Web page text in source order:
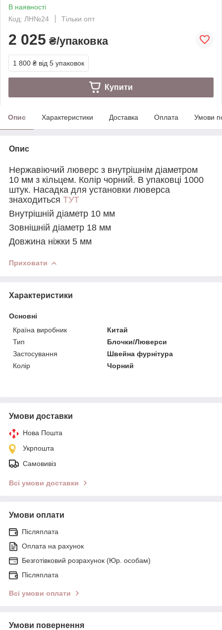
В наявності
Код: ЛН№24
Тільки опт
2 025 ₴/упаковка
1 800 ₴ від 5 упаковок
Купити
Опис Характеристики Доставка Оплата Умови
Опис
Нержавіючий люверс з внутрішнім діаметром
10 мм з кільцем. Колір чорний. В упаковці 1000
штук. Насадка для установки люверса
знаходиться ТУТ
Внутрішній діаметр 10 мм
Зовнішній діаметр 18 мм
Довжина ніжки 5 мм
Приховати
Характеристики
Основні
Країна виробник
Китай
Тип
Блочки/Люверси
Застосування
Швейна фурнітура
Колір
Чорний
Умови доставки
Нова Пошта
Укрпошта
Самовивіз
Всі умови доставки
Умови оплати
Післяплата
Оплата на рахунок
Безготівковий розрахунок (Юр. особам)
Післяплата
Всі умови оплати
Умови повернення